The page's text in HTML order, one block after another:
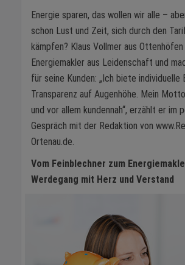
Energie sparen, das wollen wir alle –
schon Lust und Zeit, sich durch den
kämpfen? Klaus Vollmer aus
Energiemakler aus Leidenschaft und
für seine Kunden: „Ich biete individuelle
Transparenz auf Augenhöhe. Mein
und vor allem kundennah“, erzählt er im
Gespräch mit der Redaktion von
Ortenau.de.
Vom Feinblechner zum
Werdegang mit Herz und Verstand